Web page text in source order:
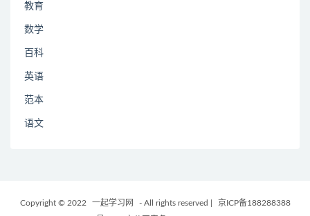
教育
数学
百科
英语
范本
语文
Copyright © 2022 一起学习网 - All rights reserved
京ICP备188288388